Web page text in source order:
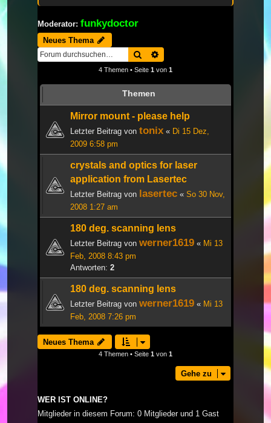
Moderator: funkydoctor
Neues Thema
Suche
4 Themen • Seite 1 von 1
Themen
Mirror mount - please help
Letzter Beitrag von tonix « Di 15 Dez,
2009 6:58 pm
crystals and optics for laser
application from Lasertec
Letzter Beitrag von lasertec « So 30 Nov,
2008 1:27 am
180 deg. scanning lens
Letzter Beitrag von werner1619 « Mi 13
Feb, 2008 8:43 pm
Antworten: 2
180 deg. scanning lens
Letzter Beitrag von werner1619 « Mi 13
Feb, 2008 7:26 pm
Neues Thema
4 Themen • Seite 1 von 1
Gehe zu
WER IST ONLINE?
Mitglieder in diesem Forum: 0 Mitglieder und 1 Gast